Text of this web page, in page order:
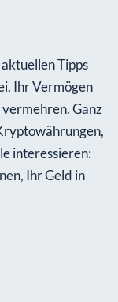
Tipps
Ihr Vermögen
Ganz
interessieren:
Ihr Geld in